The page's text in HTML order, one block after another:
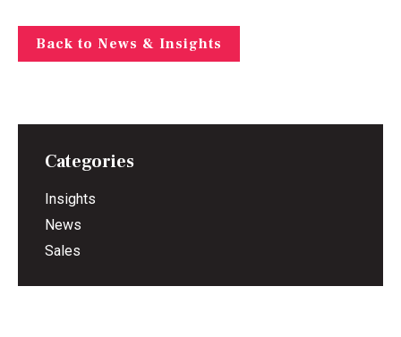
Back to News & Insights
Categories
Insights
News
Sales